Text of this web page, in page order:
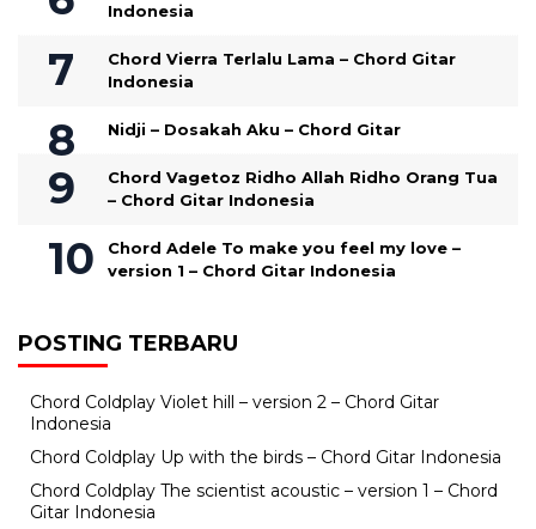
Indonesia
Chord Vierra Terlalu Lama – Chord Gitar
Indonesia
Nidji – Dosakah Aku – Chord Gitar
Chord Vagetoz Ridho Allah Ridho Orang Tua
– Chord Gitar Indonesia
Chord Adele To make you feel my love –
version 1 – Chord Gitar Indonesia
POSTING TERBARU
Chord Coldplay Violet hill – version 2 – Chord Gitar
Indonesia
Chord Coldplay Up with the birds – Chord Gitar Indonesia
Chord Coldplay The scientist acoustic – version 1 – Chord
Gitar Indonesia